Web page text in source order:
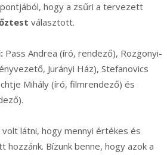
hogy a zsűri a tervezett
választott.
Pass Andrea (író, rendező), Rozgonyi-
Jurányi Ház), Stefanovics
Mihály (író, filmrendező) és
látni, hogy mennyi értékes és
hozzánk. Bízunk benne, hogy azok a